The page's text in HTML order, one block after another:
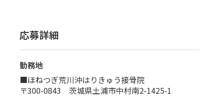
応募詳細
勤務地
■ほねつぎ荒川沖はりきゅう接骨院
〒300-0843 茨城県土浦市中村南2-1425-1